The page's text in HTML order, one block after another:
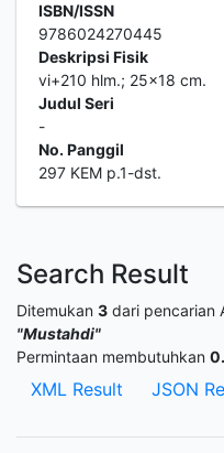
ISBN/ISSN
9786024270445
Deskripsi Fisik
vi+210 hlm.; 25x18 cm.
Judul Seri
-
No. Panggil
297 KEM p.1-dst.
Search Result
Ditemukan 3 dari pencarian
"Mustahdi"
Permintaan membutuhkan
XML Result JSON